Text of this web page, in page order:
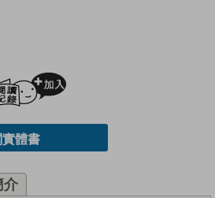
閲
體書
介